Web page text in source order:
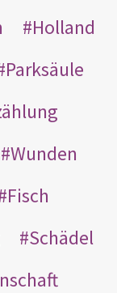
Holland
Parksäule
Wunden
Fisch
Schädel